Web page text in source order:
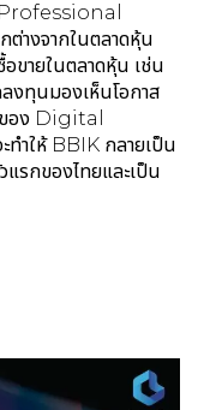
Professional
างจากในตลาดหุ้น
ขายในตลาดหุ้น เช่น
ทุนมองเห็นโอกาส
ของ Digital
ำให้ BBIK กลายเป็น
รกของไทยและเป็น